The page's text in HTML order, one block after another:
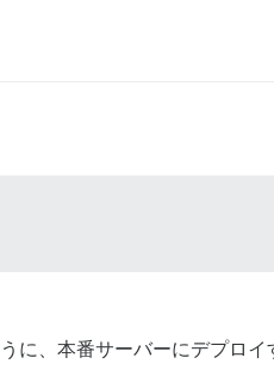
に、本番サーバーにデプロイ